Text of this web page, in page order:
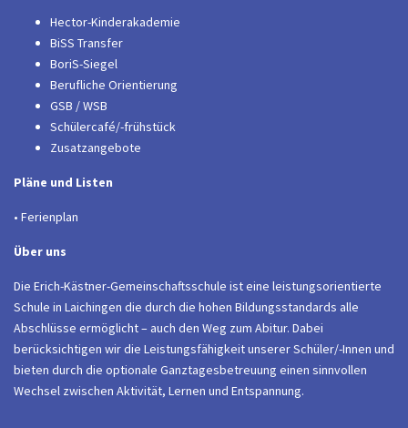
Hector-Kinderakademie
BiSS Transfer
BoriS-Siegel
Berufliche Orientierung
GSB / WSB
Schülercafé/-frühstück
Zusatzangebote
Pläne und Listen
• Ferienplan
Über uns
Die Erich-Kästner-Gemeinschaftsschule ist eine leistungsorientierte
Schule in Laichingen die durch die hohen Bildungsstandards alle
Abschlüsse ermöglicht – auch den Weg zum Abitur. Dabei
berücksichtigen wir die Leistungsfähigkeit unserer Schüler/-Innen und
bieten durch die optionale Ganztagesbetreuung einen sinnvollen
Wechsel zwischen Aktivität, Lernen und Entspannung.